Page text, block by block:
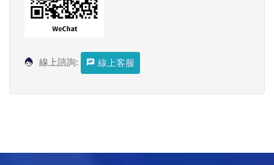
線上諮詢: 線上客服